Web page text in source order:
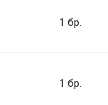
1 бр.
1 бр.